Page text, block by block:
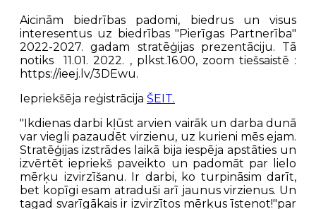
Aicinām biedrības padomi, biedrus un visus
interesentus uz biedrības "Pierīgas Partnerība"
2022-2027. gadam stratēģijas prezentāciju. Tā
notiks 11.01. 2022. , plkst.16.00, zoom tiešsaistē :
https://ieej.lv/3DEwu.
Iepriekšēja reģistrācija ŠEIT.
"Ikdienas darbi kļūst arvien vairāk un darba dunā
var viegli pazaudēt virzienu, uz kurieni mēs ejam.
Stratēģijas izstrādes laikā bija iespēja apstāties un
izvērtēt iepriekš paveikto un padomāt par lielo
mērķu izvirzīšanu. Ir darbi, ko turpināsim darīt,
bet kopīgi esam atraduši arī jaunus virzienus. Un
tagad svarīgākais ir izvirzītos mērķus īstenot!"par